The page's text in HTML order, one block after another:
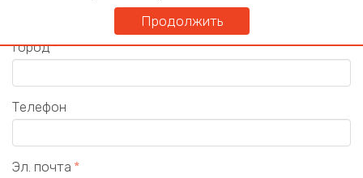
Город
Телефон
Эл. почта
Продолжить